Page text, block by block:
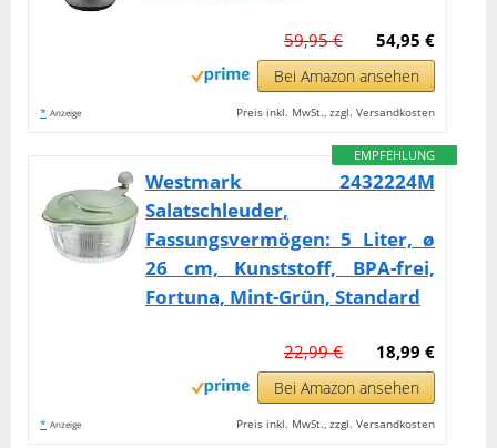
54,95 €
59,95 €
Bei Amazon ansehen
* Anzeige Preis inkl. MwSt., zzgl. Versandkosten
EMPFEHLUNG
Westmark 2432224M
Salatschleuder,
Fassungsvermögen: 5 Liter, ø
26 cm, Kunststoff, BPA-frei,
Fortuna, Mint-Grün, Standard
18,99 €
22,99 €
Bei Amazon ansehen
* Anzeige Preis inkl. MwSt., zzgl. Versandkosten